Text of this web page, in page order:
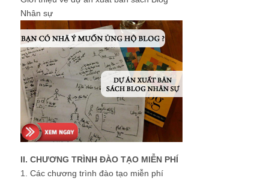
Nhân sự
II. CHƯƠNG TRÌNH ĐÀO TẠO MIỄN PHÍ
1. Các chương trình đào tạo miễn phí